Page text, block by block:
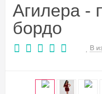
Агилера -
бордо
В